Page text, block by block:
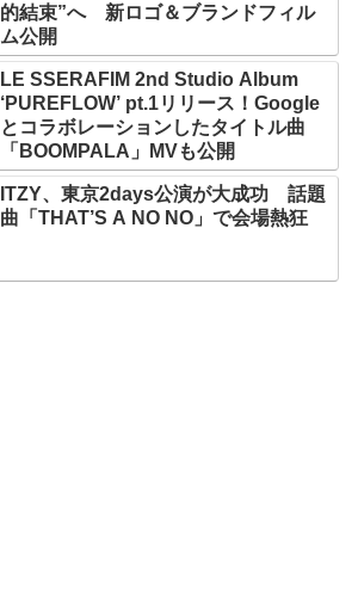
的結束”へ 新ロゴ＆ブランドフィル
ム公開
LE SSERAFIM 2nd Studio Album
‘PUREFLOW’ pt.1リリース！Google
とコラボレーションしたタイトル曲
「BOOMPALA」MVも公開
ITZY、東京2days公演が大成功 話題
曲「THAT’S A NO NO」で会場熱狂